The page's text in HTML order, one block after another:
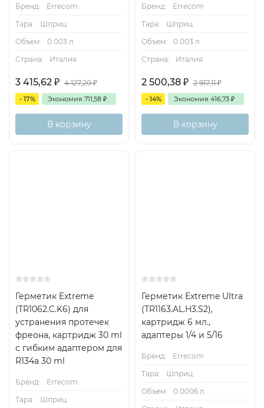
Бренд:
Errecom
Тара:
Шприц
Объем:
0.003 л
Страна:
Италия
3 415,62 ₽ 4 127,20₽
- 17% Экономия 711,58 ₽
В корзину
Бренд:
Errecom
Тара:
Шприц
Объем:
0.003 л
Страна:
Италия
2 500,38 ₽ 2 917,11₽
- 14% Экономия 416,73 ₽
В корзину
Герметик Extreme
(TR1062.C.K6) для
устранения протечек
фреона, картридж 30 ml
с гибким адаптером для
R134а 30 ml
Бренд:
Errecom
Тара:
Шприц
Герметик Extreme Ultra
(TR1163.AL.H3.S2),
картридж 6 мл.,
адаптеры 1/4 и 5/16
Бренд:
Errecom
Тара:
Шприц
Объем:
0.0006 л